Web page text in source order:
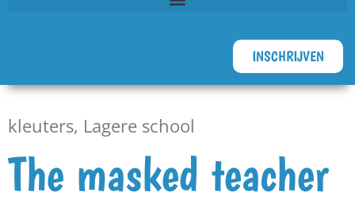
INSCHRIJVEN
kleuters, Lagere school
The masked teacher